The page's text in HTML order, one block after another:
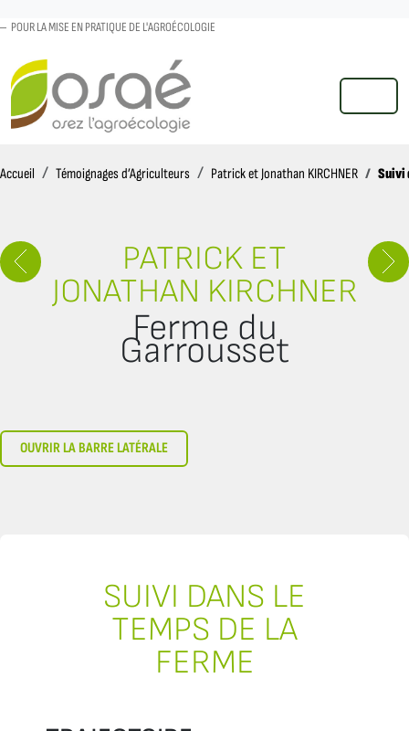
POUR LA MISE EN PRATIQUE DE L'AGROÉCOLOGIE
MENU
Accueil AccueilTémoignages d’Agriculteurs Patrick et Jonathan KIRCHNER Suivi
PATRICK ET
JONATHAN KIRCHNER
Ferme du
Garrousset
OUVRIR LA BARRE LATÉRALE
SUIVI DANS LE
TEMPS DE LA
FERME